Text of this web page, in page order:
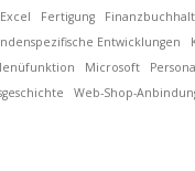
Excel Fertigung
Entwicklungen
Microsoft
Web-Shop-